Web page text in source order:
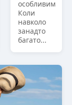
особливим
Коли
навколо
занадто
багато...